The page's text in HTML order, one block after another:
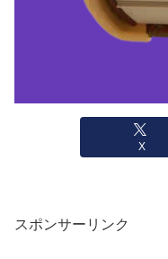
X
スポンサーリンク